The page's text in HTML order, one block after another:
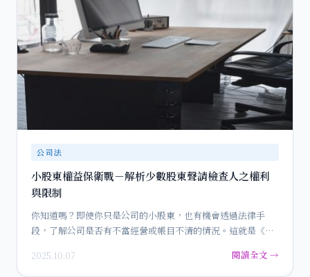
公司法
小股東權益保衛戰－解析少數股東聲請檢查人之權利
與限制
你知道嗎？即使你只是公司的小股東，也有機會透過法律手
段，了解公司是否有不當經營或帳目不清的情況。這就是《公
2025.10.07 閱讀全文 →